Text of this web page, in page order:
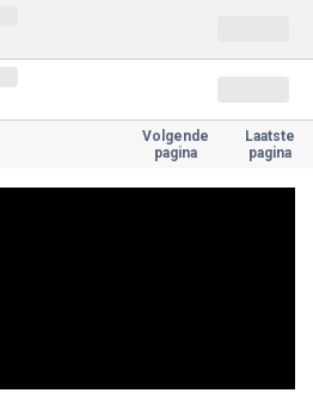
Volgende
pagina
Laatste
pagina